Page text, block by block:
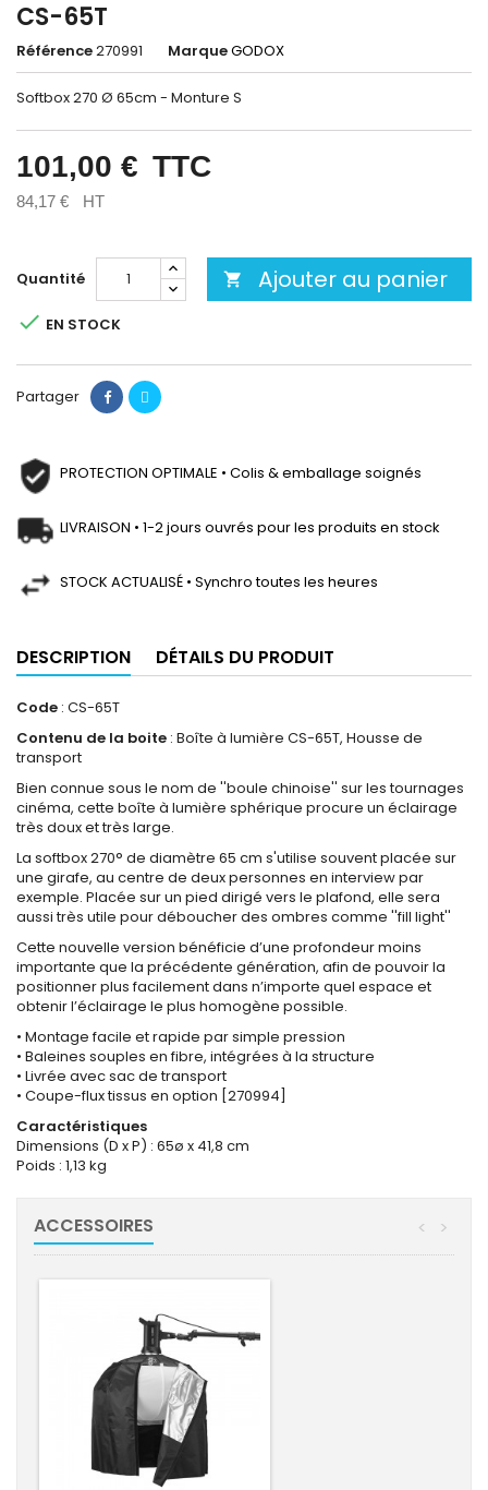
CS-65T
Référence270991 MarqueGODOX
Softbox 270 Ø 65cm - Monture S
101,00 € TTC
84,17 € HT
Quantité  Ajouter au panier
 EN STOCK
Partager
PROTECTION OPTIMALE • Colis & emballage soignés
LIVRAISON • 1-2 jours ouvrés pour les produits en stock
STOCK ACTUALISÉ • Synchro toutes les heures
DESCRIPTION DÉTAILS DU PRODUIT
Code : CS-65T
Contenu de la boite : Boîte à lumière CS-65T, Housse de
transport
Bien connue sous le nom de ''boule chinoise'' sur les tournages
cinéma, cette boîte à lumière sphérique procure un éclairage
très doux et très large.
La softbox 270° de diamètre 65 cm s'utilise souvent placée sur
une girafe, au centre de deux personnes en interview par
exemple. Placée sur un pied dirigé vers le plafond, elle sera
aussi très utile pour déboucher des ombres comme ''fill light''
Cette nouvelle version bénéficie d’une profondeur moins
importante que la précédente génération, afin de pouvoir la
positionner plus facilement dans n’importe quel espace et
obtenir l’éclairage le plus homogène possible.
• Montage facile et rapide par simple pression
• Baleines souples en fibre, intégrées à la structure
• Livrée avec sac de transport
• Coupe-flux tissus en option [270994]
Caractéristiques
Dimensions (D x P) : 65ø x 41,8 cm
Poids : 1,13 kg
ACCESSOIRES >
<